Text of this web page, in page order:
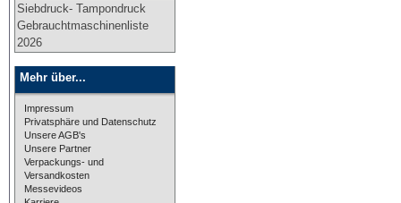
Siebdruck- Tampondruck
Gebrauchtmaschinenliste
2026
Mehr über...
Impressum
Privatsphäre und Datenschutz
Unsere AGB's
Unsere Partner
Verpackungs- und
Versandkosten
Messevideos